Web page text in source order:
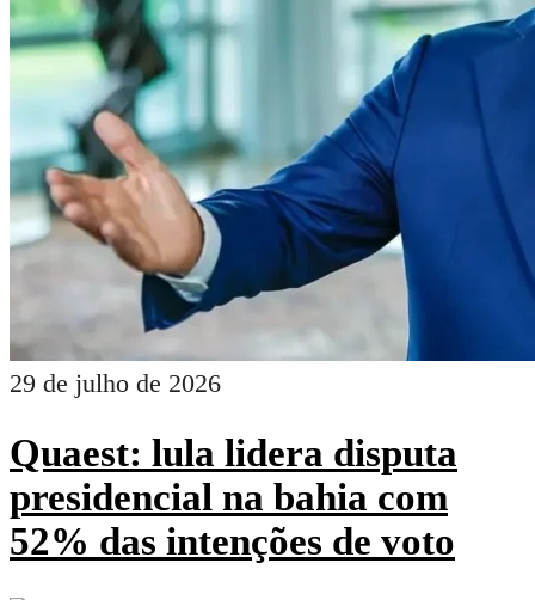
29 de julho de 2026
Quaest: lula lidera disputa
presidencial na bahia com
52% das intenções de voto